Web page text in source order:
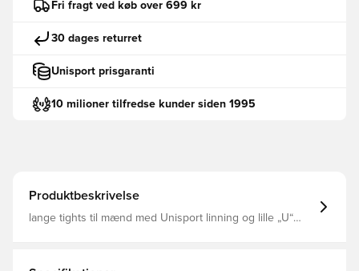
Fri fragt ved køb over 699 kr
30 dages returret
Unisport prisgaranti
10 milioner tilfredse kunder siden 1995
Produktbeskrivelse
lange tights til mænd med Unisport linning og lille „U“